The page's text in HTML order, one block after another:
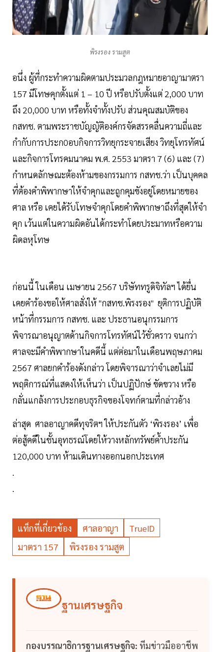
พิรงรอง รามสูต
อนึ่ง ผู้ที่กระทำความผิดตามประมวลกฎหมายอาญามาตรา
157 มีโทษคุกตั้งแต่ 1 – 10 ปี หรือปรับตั้งแต่ 2,000 บาท
ถึง 20,000 บาท หรือทั้งจำทั้งปรับ ส่วนคุณสมบัติของ
กสทช. ตามพระราชบัญญัติองค์กรจัดสรรคลื่นความถี่และ
กำกับการประก0อบกิจการวิทยุกระจายเสียง วิทยุโทรทัศน์
และกิจการโทรคมนาคม พ.ศ. 2553 มาตรา 7 (6) และ (7)
กำหนดลักษณะต้องห้ามของกรรมการ กสทช.ว่า เป็นบุคคล
ที่ต้องคำพิพากษาให้จำคุกและถูกคุมขังอยู่โดยหมายของ
ศาล หรือ เคยได้รับโทษจำคุกโดยคำพิพากษาถึงที่สุดให้จำ
คุก เว้นแต่ในความผิดอันได้กระทำโดยประมาทหรือความ
ผิดลหุโทษ
ก่อนนี้ ในเดือน เมษายน 2567 บริษัททรูดิจิทัลฯ ได้ยื่น
เคยคำร้องขอให้ศาลสั่งให้ "กสทช.พิรงรอง" ยุติการปฏิบัติ
หน้าที่กรรมการ กสทช. และ ประธานอนุกรรมการ
พิจารณาอนุญาตด้านกิจการโทรทัศน์ไว้ชั่วคราว จนกว่า
ศาลจะมีคำพิพากษาในคดีนี้ แต่ต่อมาในเดือนพฤษภาคม
2567 ศาลยกคำร้องดังกล่าว โดยพิจารณาว่าจำเลยไม่มี
พฤติการณ์ที่แสดงให้เห็นว่า เป็นปฏิปักษ์ ขัดขวาง หรือ
กลั่นแกล้งการประกอบธุรกิจของโจทก์ตามที่กล่าวอ้าง
ล่าสุด ศาลอาญาคดีทุจริตฯ ให้ประกันตัว ‘พิรงรอง’ เพื่อ
ต่อสู้คดีในชั้นอุทธรณ์โดยให้วางหลักทรัพย์ค้ำประกัน
120,000 บาท ห้ามเดินทางออกนอกประเทศ
.
.
แท็กที่เกี่ยวข้อง ศาลอาญา
TrueID
มาตรา 157
พิรงรอง รามสูต
ฐานเศรษฐกิจ
กองบรรณาธิการฐานเศรษฐกิจ: ทีมข่าวมืออาชีพ